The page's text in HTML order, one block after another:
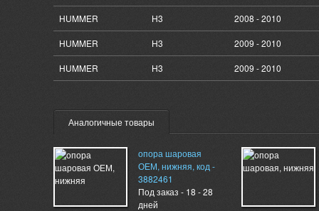
HUMMER H3 2008 - 2010
HUMMER H3 2009 - 2010
HUMMER H3 2009 - 2010
Аналогичные товары
опора шаровая
ОЕМ, нижняя, код -
3882461
Под заказ - 18 - 28
дней